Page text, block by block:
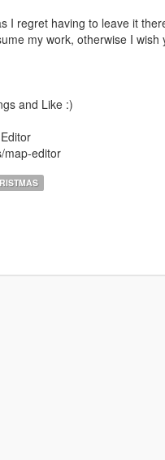
I regret having to leave it
my work, otherwise I
and Like :)
map-editor